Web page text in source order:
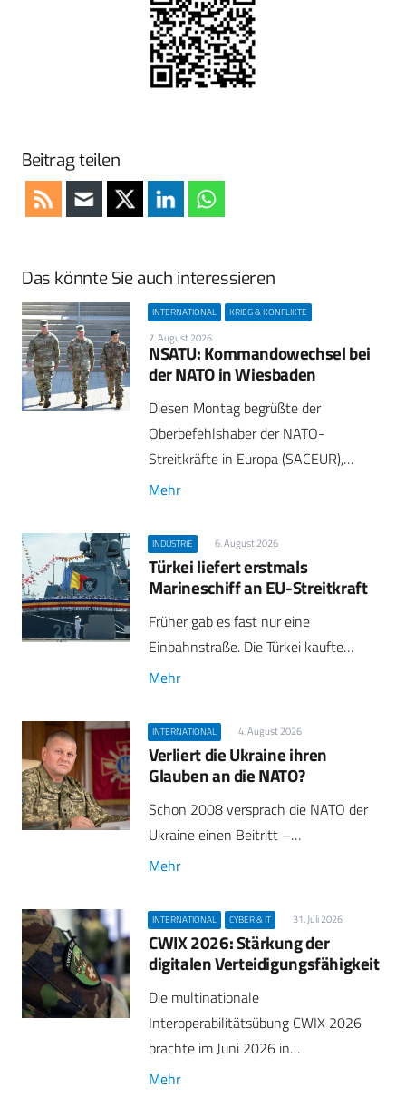
Beitrag teilen
Das könnte Sie auch interessieren
INTERNATIONAL KRIEG & KONFLIKTE
7. August 2026
NSATU: Kommandowechsel bei
der NATO in Wiesbaden
Diesen Montag begrüßte der
Oberbefehlshaber der NATO-
Streitkräfte in Europa (SACEUR),…
Mehr
INDUSTRIE 6. August 2026
Türkei liefert erstmals
Marineschiff an EU-Streitkraft
Früher gab es fast nur eine
Einbahnstraße. Die Türkei kaufte…
Mehr
INTERNATIONAL 4. August 2026
Verliert die Ukraine ihren
Glauben an die NATO?
Schon 2008 versprach die NATO der
Ukraine einen Beitritt –…
Mehr
INTERNATIONAL CYBER & IT 31. Juli 2026
CWIX 2026: Stärkung der
digitalen Verteidigungsfähigkeit
Die multinationale
Interoperabilitätsübung CWIX 2026
brachte im Juni 2026 in…
Mehr